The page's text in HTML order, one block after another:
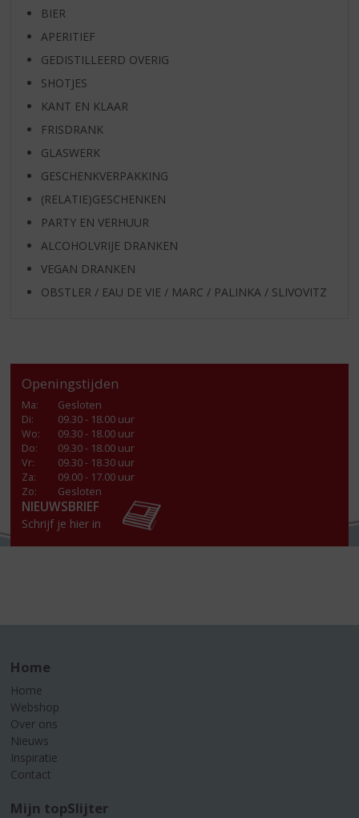
BIER
APERITIEF
GEDISTILLEERD OVERIG
SHOTJES
KANT EN KLAAR
FRISDRANK
GLASWERK
GESCHENKVERPAKKING
(RELATIE)GESCHENKEN
PARTY EN VERHUUR
ALCOHOLVRIJE DRANKEN
VEGAN DRANKEN
OBSTLER / EAU DE VIE / MARC / PALINKA / SLIVOVITZ
Openingstijden
Ma:
Gesloten
Di:
09.30 - 18.00 uur
Wo:
09.30 - 18.00 uur
Do:
09.30 - 18.00 uur
Vr:
09.30 - 18.30 uur
Za:
09.00 - 17.00 uur
Zo:
Gesloten
NIEUWSBRIEF
Schrijf je hier in
Home
Home
Webshop
Over ons
Nieuws
Inspiratie
Contact
Mijn topSlijter